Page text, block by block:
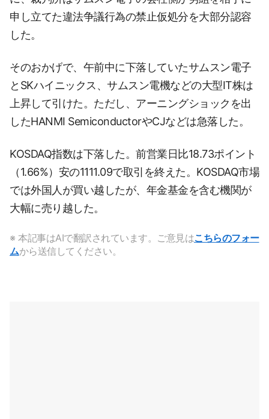
申し立てた違法争議行為の禁止仮処分を大部分認容
した。
そのおかげで、午前中に下落していたサムスン電子
とSKハイニックス、サムスン電機などの大型IT株は
上昇して引けた。ただし、アーニングショックを出
したHANMI SemiconductorやCJなどは急落した。
KOSDAQ指数は下落した。前営業日比18.73ポイント
（1.66%）安の1111.09で取引を終えた。KOSDAQ市場
では外国人が買い越したが、年金基金を含む機関が
大幅に売り越した。
※ 本記事はAIで翻訳されています。ご意見はこちらのフォー
ムから送信してください。